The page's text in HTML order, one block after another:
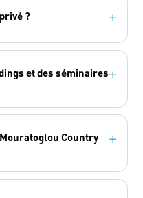
? +
et des séminaires+
Country
+